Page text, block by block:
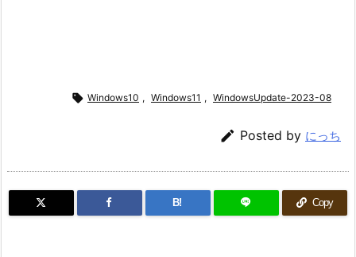
 Windows10 , Windows11 , WindowsUpdate-2023-08
 Posted by にっち
B! Copy